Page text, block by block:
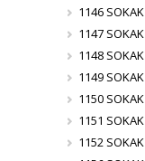
1146 SOKAK
1147 SOKAK
1148 SOKAK
1149 SOKAK
1150 SOKAK
1151 SOKAK
1152 SOKAK